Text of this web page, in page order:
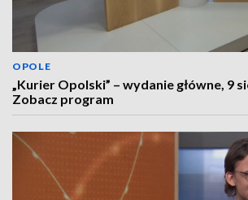
OPOLE
„Kurier Opolski” – wydanie główne, 9
Zobacz program